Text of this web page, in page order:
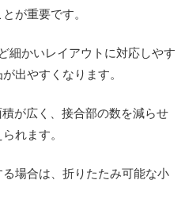
が重要です。
細かいレイアウトに対応しやす
出やすくなります。
が広く、接合部の数を減らせ
れます。
場合は、折りたたみ可能な小